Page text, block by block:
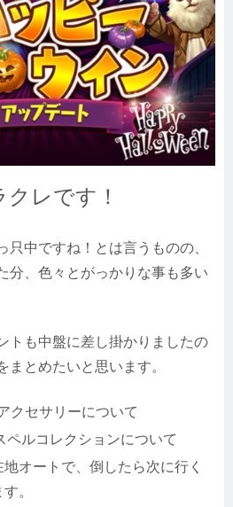
レです！
只中ですね！とは言うものの、
分、色々とがっかりな事も多い
トも中盤に差し掛かりましたの
まとめたいと思います。
クセサリーについて
ルコレクションについて
オートで、倒したら次に行く
。